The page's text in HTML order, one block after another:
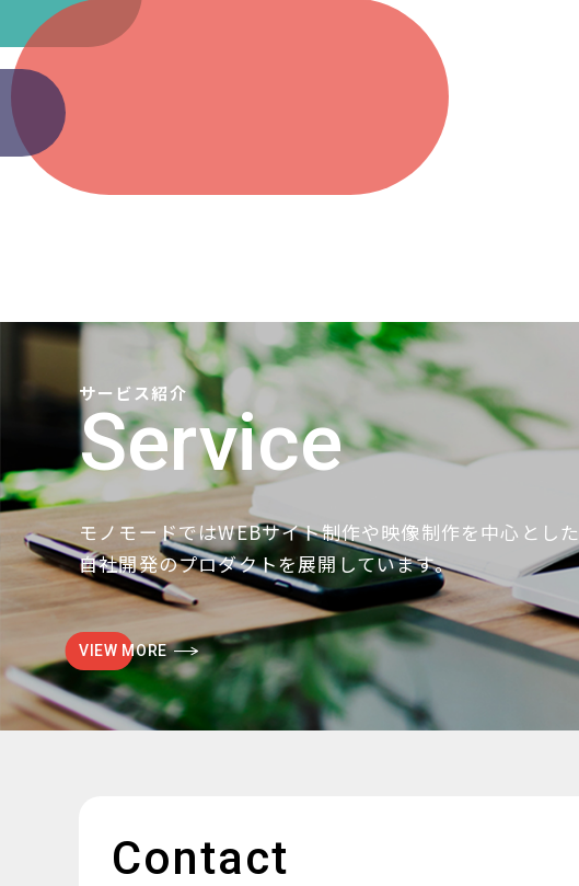
サービス紹介
Service
モノモードではWEBサイト制作や映像制作を中心とした
自社開発のプロダクトを展開しています。
VIEW MORE
Contact